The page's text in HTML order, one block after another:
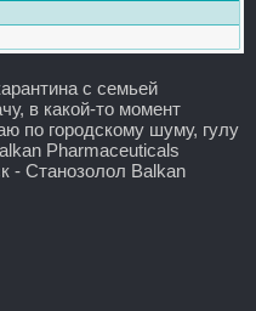
с семьей
в какой-то момент
по городскому шуму, гулу
Pharmaceuticals
- Станозолол Balkan